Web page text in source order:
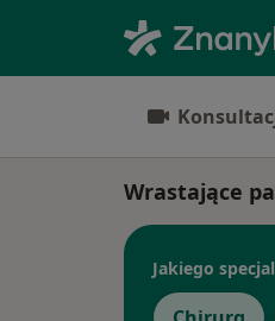
Wrastające
Jakiego